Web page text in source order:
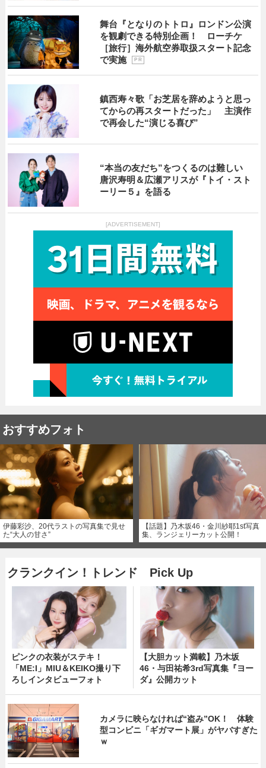
舞台『となりのトトロ』ロンドン公演
を観劇できる特別企画！ ローチケ
［旅行］海外航空券取扱スタート記念
で実施
P R
鎮西寿々歌「お芝居を辞めようと思っ
てからの再スタートだった」 主演作
で再会した“演じる喜び”
“本当の友だち”をつくるのは難しい
唐沢寿明＆広瀬アリスが『トイ・スト
ーリー５』を語る
[ADVERTISEMENT]
おすすめフォト
伊藤彩沙、20代ラストの写真集で見せ
た“大人の甘さ”
【話題】乃木坂46・金川紗耶1st写真
集、ランジェリーカット公開！
クランクイン！トレンド Pick Up
ピンクの衣装がステキ！
「ME:I」MIU＆KEIKO撮り下
ろしインタビューフォト
【大胆カット満載】乃木坂
46・与田祐希3rd写真集『ヨー
ダ』公開カット
カメラに映らなければ“盗み”OK！ 体験
型コンビニ「ギガマート展」がヤバすぎた
ｗ